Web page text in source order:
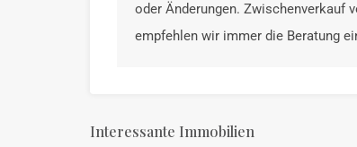
oder Änderungen. Zwischenverkauf
empfehlen wir immer die Beratung
Interessante Immobilien